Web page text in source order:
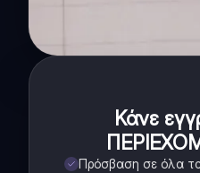
Κάνε
Πρόσβαση σε όλα